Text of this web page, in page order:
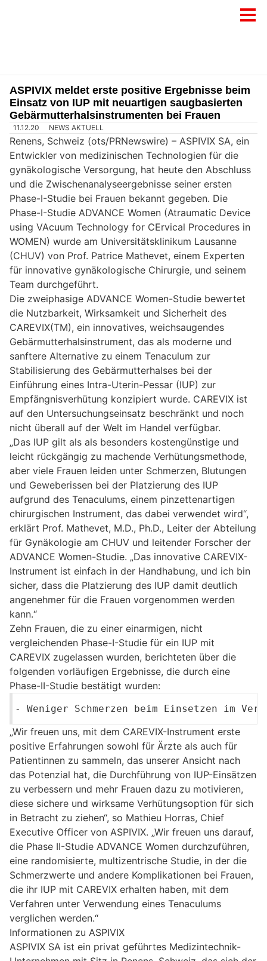
ASPIVIX meldet erste positive Ergebnisse beim
Einsatz von IUP mit neuartigen saugbasierten
Gebärmutterhalsinstrumenten bei Frauen
11.12.20 NEWS AKTUELL
Renens, Schweiz (ots/PRNewswire) – ASPIVIX SA, ein
Entwickler von medizinischen Technologien für die
gynäkologische Versorgung, hat heute den Abschluss
und die Zwischenanalyseergebnisse seiner ersten
Phase-I-Studie bei Frauen bekannt gegeben. Die
Phase-I-Studie ADVANCE Women (Atraumatic Device
using VAcuum Technology for CErvical Procedures in
WOMEN) wurde am Universitätsklinikum Lausanne
(CHUV) von Prof. Patrice Mathevet, einem Experten
für innovative gynäkologische Chirurgie, und seinem
Team durchgeführt.
Die zweiphasige ADVANCE Women-Studie bewertet
die Nutzbarkeit, Wirksamkeit und Sicherheit des
CAREVIX(TM), ein innovatives, weichsaugendes
Gebärmutterhalsinstrument, das als moderne und
sanftere Alternative zu einem Tenaculum zur
Stabilisierung des Gebärmutterhalses bei der
Einführung eines Intra-Uterin-Pessar (IUP) zur
Empfängnisverhütung konzipiert wurde. CAREVIX ist
auf den Untersuchungseinsatz beschränkt und noch
nicht überall auf der Welt im Handel verfügbar.
„Das IUP gilt als als besonders kostengünstige und
leicht rückgängig zu machende Verhütungsmethode,
aber viele Frauen leiden unter Schmerzen, Blutungen
und Geweberissen bei der Platzierung des IUP
aufgrund des Tenaculums, einem pinzettenartigen
chirurgischen Instrument, das dabei verwendet wird“,
erklärt Prof. Mathevet, M.D., Ph.D., Leiter der Abteilung
für Gynäkologie am CHUV und leitender Forscher der
ADVANCE Women-Studie. „Das innovative CAREVIX-
Instrument ist einfach in der Handhabung, und ich bin
sicher, dass die Platzierung des IUP damit deutlich
angenehmer für die Frauen vorgenommen werden
kann.“
Zehn Frauen, die zu einer einarmigen, nicht
vergleichenden Phase-I-Studie für ein IUP mit
CAREVIX zugelassen wurden, berichteten über die
folgenden vorläufigen Ergebnisse, die durch eine
Phase-II-Studie bestätigt wurden:
- Weniger Schmerzen beim Einsetzen im
„Wir freuen uns, mit dem CAREVIX-Instrument erste
positive Erfahrungen sowohl für Ärzte als auch für
Patientinnen zu sammeln, das unserer Ansicht nach
das Potenzial hat, die Durchführung von IUP-Einsätzen
zu verbessern und mehr Frauen dazu zu motivieren,
diese sichere und wirksame Verhütungsoption für sich
in Betracht zu ziehen“, so Mathieu Horras, Chief
Executive Officer von ASPIVIX. „Wir freuen uns darauf,
die Phase II-Studie ADVANCE Women durchzuführen,
eine randomisierte, multizentrische Studie, in der die
Schmerzwerte und andere Komplikationen bei Frauen,
die ihr IUP mit CAREVIX erhalten haben, mit dem
Verfahren unter Verwendung eines Tenaculums
verglichen werden.“
Informationen zu ASPIVIX
ASPIVIX SA ist ein privat geführtes Medizintechnik-